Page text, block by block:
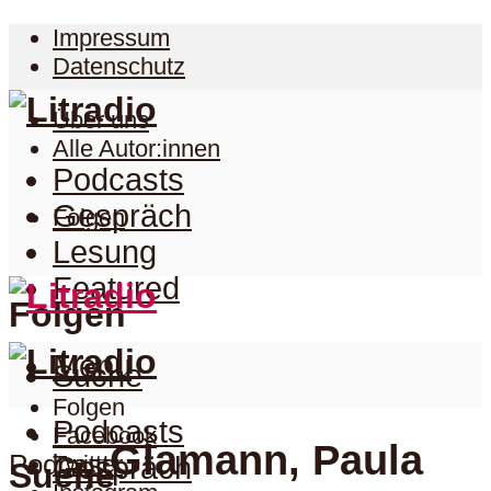
Impressum
Datenschutz
Über uns
Alle Autor:innen
Folgen
Folgen
Folgen
Facebook
Twitter
Podcasts
Gespräch
Lesung
Featured
Menu
Suche
Suche
Podcasts
Gespräch
PodcastGlamann, Paula